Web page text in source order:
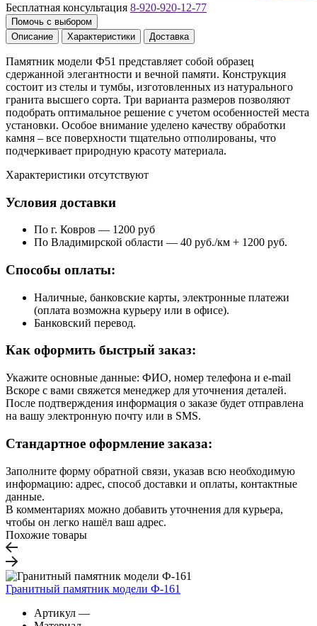
Бесплатная консультация 8-920-920-12-77
Помочь с выбором
Описание
Характеристики Доставка
Памятник модели Ф51 представляет собой образец
сдержанной элегантности и вечной памяти. Конструкция
состоит из стелы и тумбы, изготовленных из натурального
гранита высшего сорта. Три варианта размеров позволяют
подобрать оптимальное решение с учетом особенностей места
установки. Особое внимание уделено качеству обработки
камня – все поверхности тщательно отполированы, что
подчеркивает природную красоту материала.
Характеристики отсутствуют
Условия доставки
По г. Ковров — 1200 руб
По Владимирской области — 40 руб./км + 1200 руб.
Способы оплаты:
Наличные, банковские карты, электронные платежи
(оплата возможна курьеру или в офисе).
Банковский перевод.
Как оформить быстрый заказ:
Укажите основные данные: ФИО, номер телефона и e-mail
Вскоре с вами свяжется менеджер для уточнения деталей.
После подтверждения информация о заказе будет отправлена
на вашу электронную почту или в SMS.
Стандартное оформление заказа:
Заполните форму обратной связи, указав всю необходимую
информацию: адрес, способ доставки и оплаты, контактные
данные.
В комментариях можно добавить уточнения для курьера,
чтобы он легко нашёл ваш адрес.
Похожие товары
Гранитный памятник модели Ф-161
Артикул —